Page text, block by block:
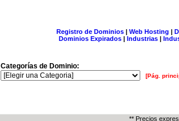
Registro de Dominios| Web Hosting |
Dominios Expirados | Industrias |
Categorías de Dominio:
[Pág.
** Precios